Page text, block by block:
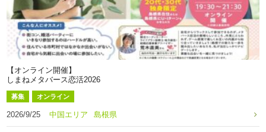
【オンライン開催】
しまねメタバース恋活2026
募集 オンライン
2026/9/25 中国エリア 島根県